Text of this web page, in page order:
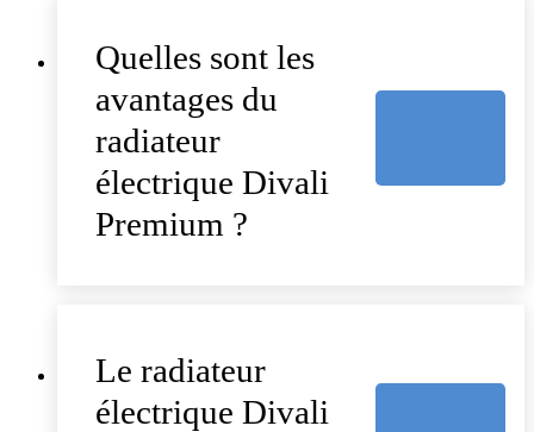
Quelles sont les
avantages du
radiateur
électrique Divali
Premium ?
Le radiateur
électrique Divali